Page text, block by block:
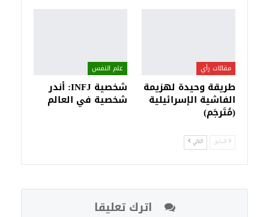
مقالات رأي
طريقة وحيدة لهزيمة
الفاشية الإسرائيلية
(مُتَرجَم)
علم النفس
شخصية INFJ: أندر
شخصية في العالم
السابق التالي
اترك تعليقا